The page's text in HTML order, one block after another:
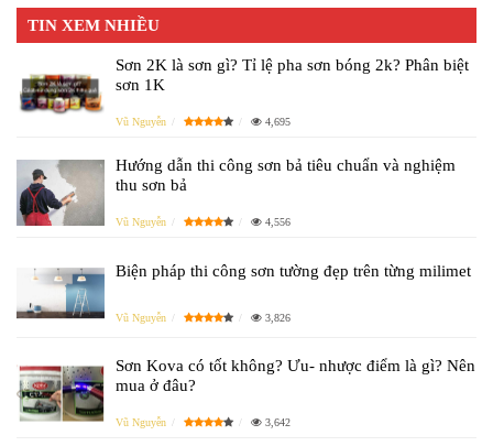
TIN XEM NHIỀU
Sơn 2K là sơn gì? Tỉ lệ pha sơn bóng 2k? Phân biệt
sơn 1K
Vũ Nguyễn 4,695
Hướng dẫn thi công sơn bả tiêu chuẩn và nghiệm
thu sơn bả
Vũ Nguyễn 4,556
Biện pháp thi công sơn tường đẹp trên từng milimet
Vũ Nguyễn 3,826
Sơn Kova có tốt không? Ưu- nhược điểm là gì? Nên
mua ở đâu?
Vũ Nguyễn 3,642